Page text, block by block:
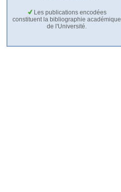
Les publications encodées
constituent la bibliographie académique
de l'Université.